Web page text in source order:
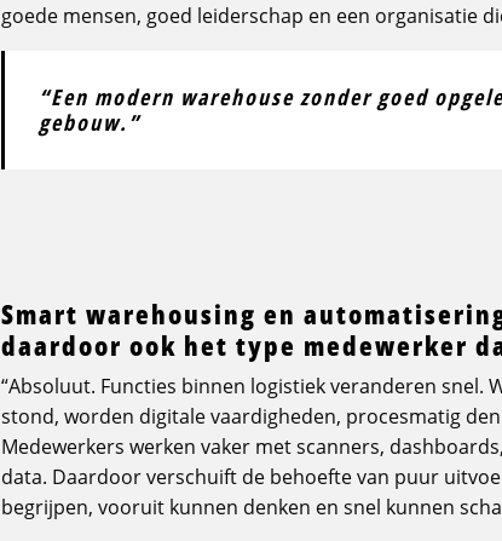
goede mensen, goed leiderschap en een organisatie
“Een modern warehouse zonder goed
gebouw.”
Smart warehousing en
daardoor ook het type medewerker
“Absoluut. Functies binnen logistiek veranderen snel.
stond, worden digitale vaardigheden, procesmatig
Medewerkers werken vaker met scanners,
data. Daardoor verschuift de behoefte van puur
begrijpen, vooruit kunnen denken en snel kunnen